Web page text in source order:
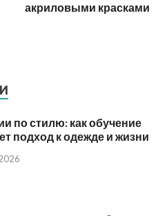
акриловыми красками
по стилю: как обучение
подход к одежде и жизни